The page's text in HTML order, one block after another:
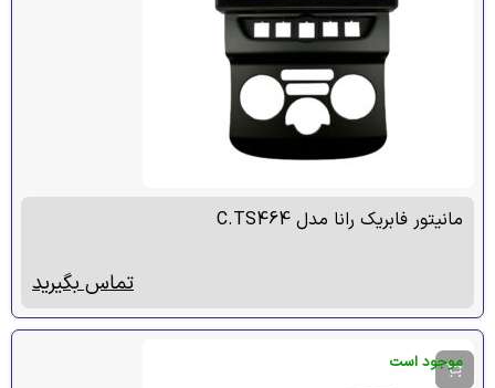
مانیتور فابریک رانا مدل C.TS464
تماس بگیرید
موجود است